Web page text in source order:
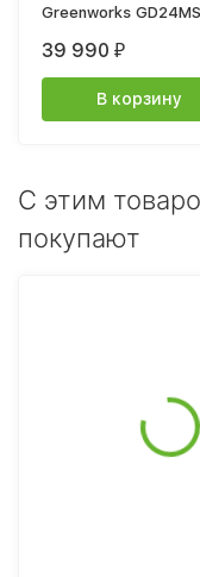
Greenworks
39 990 ₽
В корзину
C этим
покупают